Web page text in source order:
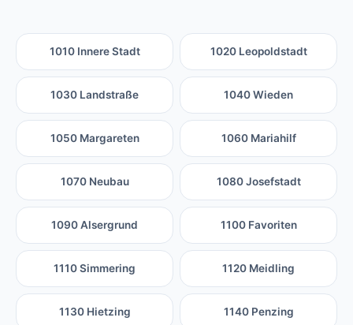
1010 Innere Stadt 1020 Leopoldstadt
1030 Landstraße 1040 Wieden
1050 Margareten 1060 Mariahilf
1070 Neubau 1080 Josefstadt
1090 Alsergrund 1100 Favoriten
1110 Simmering 1120 Meidling
1130 Hietzing 1140 Penzing